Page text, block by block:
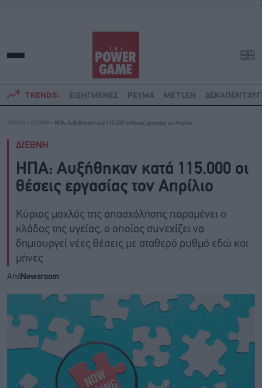
TRENDS: ΕΙΣΗΓΜΕΝΕΣ ΡΕΥΜΑ METLEN
ΑΡΧΙΚΗ » ΔΙΕΘΝΗ » HΠΑ: Αυξήθηκαν κατά 115.000 οι θέσεις εργασίας τον Απρίλιο
ΔΙΕΘΝΗ
HΠΑ: Αυξήθηκαν κατά 115.000 οι
θέσεις εργασίας τον Απρίλιο
Κύριος μοχλός της απασχόλησης παραμένει ο
κλάδος της υγείας, ο οποίος συνεχίζει να
δημιουργεί νέες θέσεις με σταθερό ρυθμό εδώ και
μήνες
ΑπόNewsroom